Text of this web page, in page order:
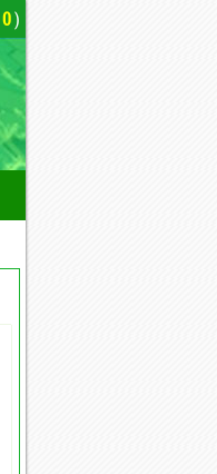
0)